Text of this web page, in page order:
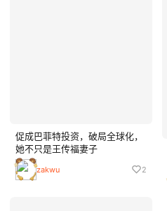
促成巴菲特投资，破局全球化，
她不只是王传福妻子
zakwu 2